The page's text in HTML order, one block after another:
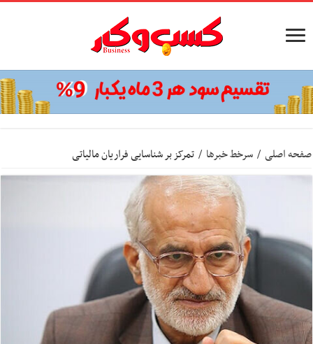
صفحه اصلی / سرخط خبرها / تمرکز بر شناسایی فراریان مالیاتی